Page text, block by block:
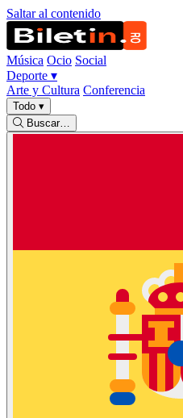
Saltar al contenido
Música Ocio Social
Deporte ▾
Arte y Cultura Conferencia
Todo ▾
Buscar…